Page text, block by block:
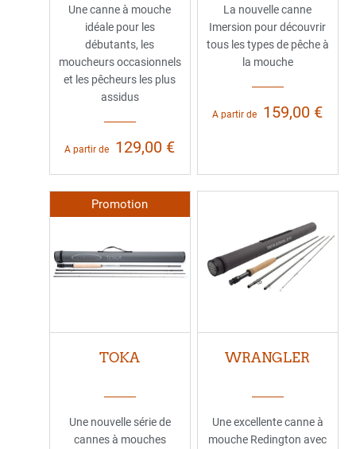
Une canne à mouche
idéale pour les
débutants, les
moucheurs occasionnels
et les pêcheurs les plus
assidus
A partir de 129,00 €
La nouvelle canne
Imersion pour découvrir
tous les types de pêche à
la mouche
A partir de 159,00 €
Promotion
TOKA
Une nouvelle série de
cannes à mouches
WRANGLER
Une excellente canne à
mouche Redington avec